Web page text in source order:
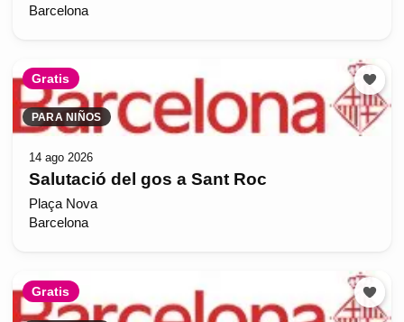
Barcelona
Gratis
PARA NIÑOS
14 ago 2026
Salutació del gos a Sant Roc
Plaça Nova
Barcelona
Gratis